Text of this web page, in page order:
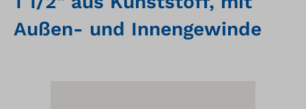
Außen- und Innengewinde